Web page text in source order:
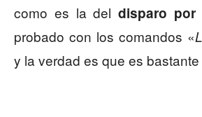
como es la del disparo por
probado con los comandos «
y la verdad es que es